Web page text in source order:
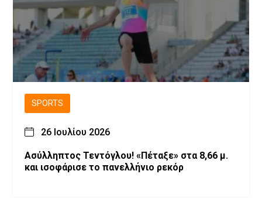
SPORTS
26 Ιουλίου 2026
Ασύλληπτος Τεντόγλου! «Πέταξε» στα 8,66 μ.
και ισοφάρισε το πανελλήνιο ρεκόρ